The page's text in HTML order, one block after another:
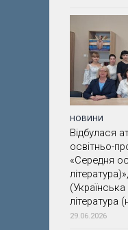
НОВИНИ
Відбулася
освітньо-
«Середня
література
29.06.2026